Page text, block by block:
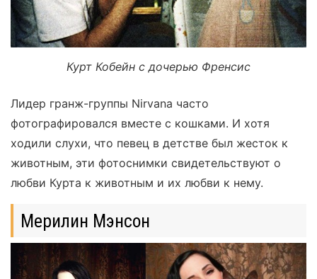
Курт Кобейн с дочерью Френсис
Лидер гранж-группы Nirvana часто
фотографировался вместе с кошками. И хотя
ходили слухи, что певец в детстве был жесток к
животным, эти фотоснимки свидетельствуют о
любви Курта к животным и их любви к нему.
Мерилин Мэнсон